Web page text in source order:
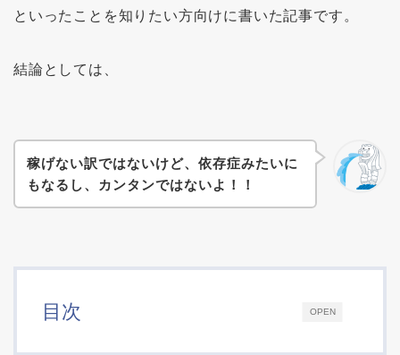
といったことを知りたい方向けに書いた記事です。
結論としては、
稼げない訳ではないけど、依存症みたいに
もなるし、カンタンではないよ！！
OPEN
目次